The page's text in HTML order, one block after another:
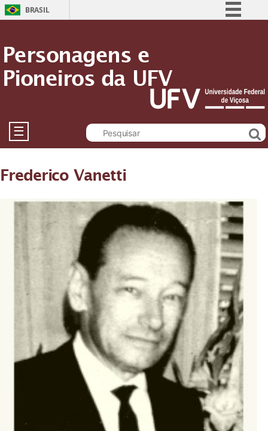
BRASIL
Acesso à informação
Legislação
Canais
Personagens e
Pioneiros da UFV
☰
Frederico Vanetti